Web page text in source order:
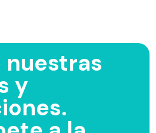
nuestras
y